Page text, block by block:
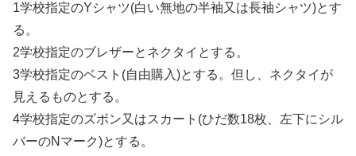
1学校指定のYシャツ(白い無地の半袖又は長袖シャツ)とす
る。
2学校指定のブレザーとネクタイとする。
3学校指定のベスト(自由購入)とする。但し、ネクタイが
見えるものとする。
4学校指定のズボン又はスカート(ひだ数18枚、左下にシル
バーのNマーク)とする。